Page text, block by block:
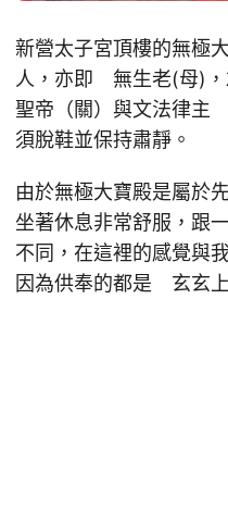
新營太子宮頂樓的無極
人，亦即 無生老(母)
聖帝（關）與文法律主
須脫鞋並保持肅靜。
由於無極大寶殿是屬於
坐著休息非常舒服，跟
不同，在這裡的感覺與
因為供奉的都是 玄玄